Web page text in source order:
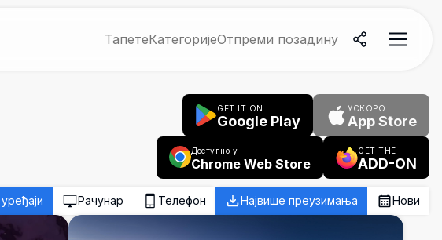
ТапетеКатегоријеОтпреми позадину
GET IT ON
Google Play
УСКОРО
App Store
Доступно у
Chrome Web Store
GET THE
ADD-ON
Рачунар Телефон Највише преузимања Нови